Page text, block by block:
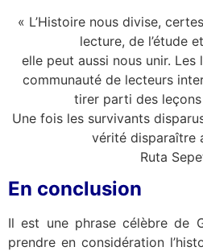
« L’Histoire nous divise,
lecture, de l’étude
elle peut aussi nous unir.
communauté de lecteurs
tirer parti des
Une fois les survivants
vérité disparaître
Ruta
En conclusion
Il est une phrase célèbre de
prendre en considération